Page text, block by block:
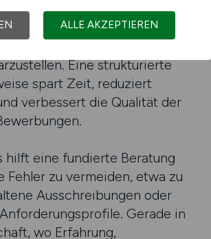
klar zu formulieren, realistische
kommunizieren und die
Eine strukturierte
spart Zeit, reduziert
verbessert die Qualität der
hilft eine fundierte Beratung
Fehler zu vermeiden, etwa zu
Ausschreibungen oder
Gerade in
wo Erfahrung,
ALLE AKZEPTIEREN